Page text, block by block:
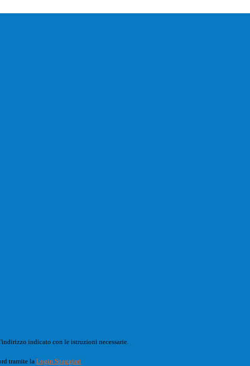
indicato con le istruzioni necessarie.
tramite la Login Spaggiari